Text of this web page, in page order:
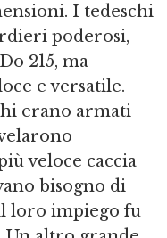
I tedeschi
poderosi,
215, ma
e versatile.
erano armati
veloce caccia
bisogno di
loro impiego fu